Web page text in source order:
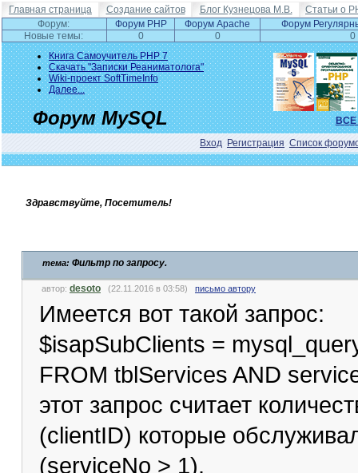
Главная страница Создание сайтов Блог Кузнецова М.В.
Статьи о
Форум:
Форум PHP Форум Apache
Форум
Новые темы:
0 0
0
Книга Самоучитель PHP 7
Скачать "Записки Реаниматолога"
Wiki-проект SoftTimeInfo
Далее...
ВСЕ
Форум MySQL
Вход Регистрация Список
Здравствуйте, Посетитель!
тема: Фильтр по запросу.
автор: desoto (22.11.2016 в 03:58) письмо автору
Имеется вот такой запрос:
$isapSubClients =
FROM tblServices AND
этот запрос считает
(clientID) которые
(serviceNo > 1).